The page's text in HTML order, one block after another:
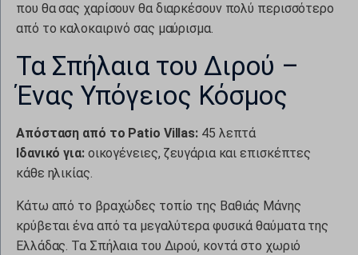
που θα σας χαρίσουν θα διαρκέσουν πολύ περισσότερο
από το καλοκαιρινό σας μαύρισμα.
Τα Σπήλαια του Διρού –
Ένας Υπόγειος Κόσμος
Απόσταση από το Patio Villas: 45 λεπτά
Ιδανικό για:οικογένειες, ζευγάρια και επισκέπτες
κάθε ηλικίας.
Κάτω από το βραχώδες τοπίο της Βαθιάς Μάνης
κρύβεται ένα από τα μεγαλύτερα φυσικά θαύματα της
Ελλάδας. Τα Σπήλαια του Διρού, κοντά στο χωριό